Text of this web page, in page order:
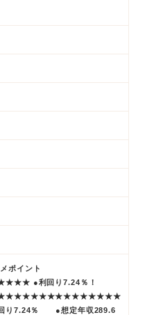
ポイント
●利回り7.24％！
回り7.24％ ●想定年収289.6